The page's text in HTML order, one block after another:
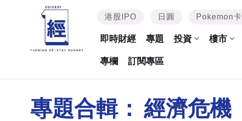
港股IPO 日圓 Pokemon卡
即時財經 專題 投資 樓市
專欄 訂閱專區
專題合輯： 經濟危機